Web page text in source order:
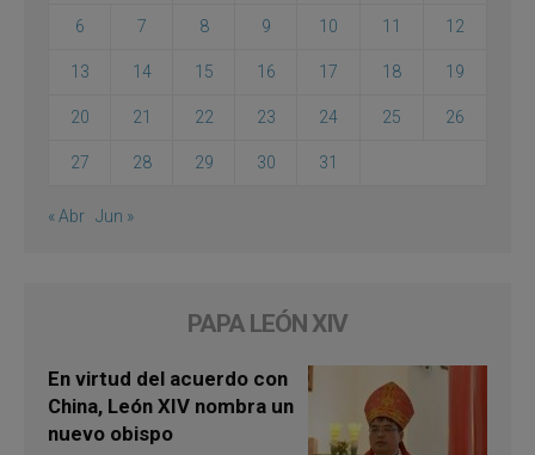
6 7 8 9 10 11 12
13 14 15 16 17 18 19
20 21 22 23 24 25 26
27 28 29 30 31
« Abr Jun »
PAPA LEÓN XIV
En virtud del acuerdo con
China, León XIV nombra un
nuevo obispo